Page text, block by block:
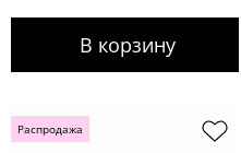
Распродажа